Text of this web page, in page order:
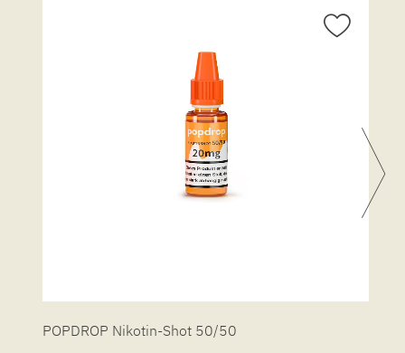
POPDROP Nikotin-Shot 50/50